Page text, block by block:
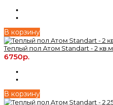
В корзину
Теплый пол Атом Standart - 2 кв.м
6750р.
В корзину